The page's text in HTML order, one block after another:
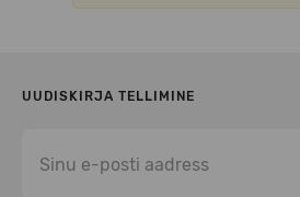
UUDISKIRJA TELLIMINE